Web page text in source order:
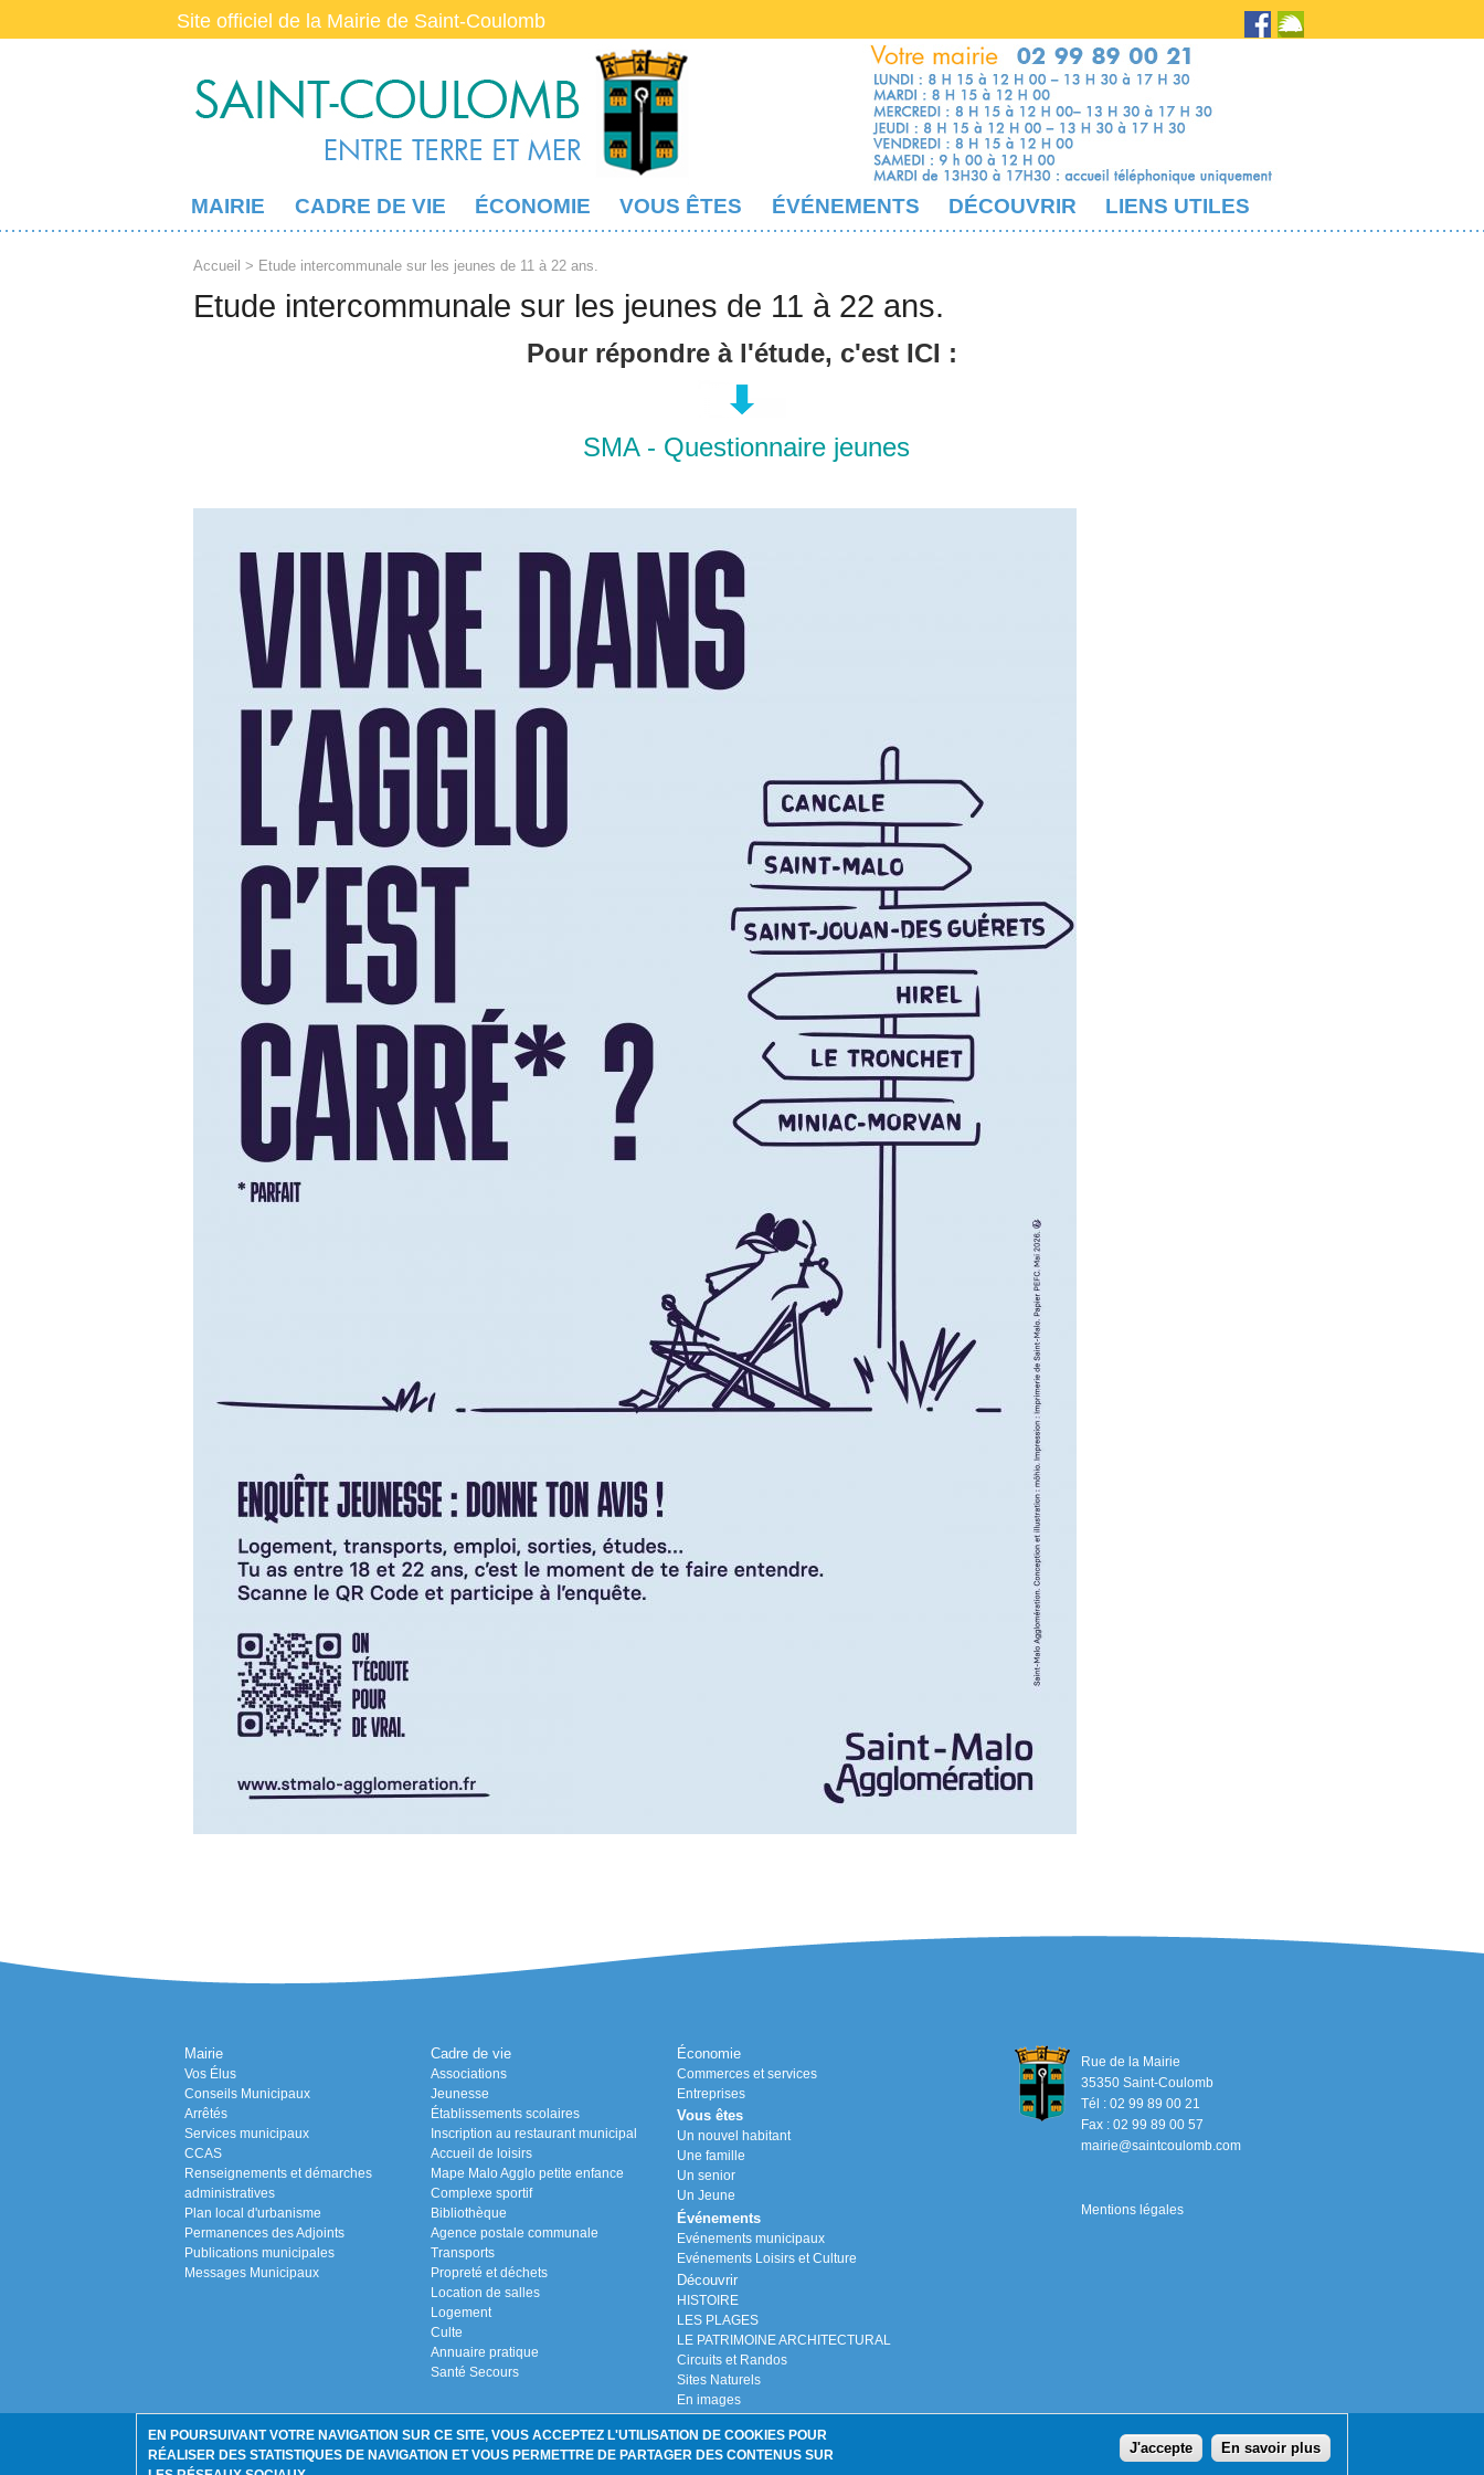
Site officiel de la Mairie de Saint-Coulomb
MAIRIE CADRE DE VIE ÉCONOMIE VOUS ÊTES ÉVÉNEMENTS DÉCOUVRIR LIENS UTILES
Accueil > Etude intercommunale sur les jeunes de 11 à 22 ans.
Etude intercommunale sur les jeunes de 11 à 22 ans.
Pour répondre à l'étude, c'est ICI :
SMA - Questionnaire jeunes
Mairie
Vos Élus
Conseils Municipaux
Arrêtés
Services municipaux
CCAS
Renseignements et démarches
administratives
Plan local d'urbanisme
Permanences des Adjoints
Publications municipales
Messages Municipaux
Cadre de vie
Associations
Jeunesse
Établissements scolaires
Inscription au restaurant municipal
Accueil de loisirs
Mape Malo Agglo petite enfance
Complexe sportif
Bibliothèque
Agence postale communale
Transports
Propreté et déchets
Location de salles
Logement
Culte
Annuaire pratique
Santé Secours
Économie
Commerces et services
Entreprises
Vous êtes
Un nouvel habitant
Une famille
Un senior
Un Jeune
Événements
Evénements municipaux
Evénements Loisirs et Culture
Découvrir
HISTOIRE
LES PLAGES
LE PATRIMOINE ARCHITECTURAL
Circuits et Randos
Sites Naturels
En images
Plans
Liens utiles
Rue de la Mairie
35350 Saint-Coulomb
Tél : 02 99 89 00 21
Fax : 02 99 89 00 57
mairie@saintcoulomb.com
Mentions légales
EN POURSUIVANT VOTRE NAVIGATION SUR CE SITE, VOUS ACCEPTEZ L'UTILISATION DE COOKIES POUR
RÉALISER DES STATISTIQUES DE NAVIGATION ET VOUS PERMETTRE DE PARTAGER DES CONTENUS SUR
J'accepte En savoir plus